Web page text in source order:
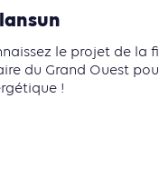
le projet de la
du Grand Ouest
!